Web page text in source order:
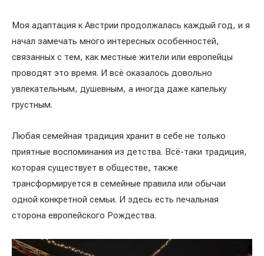
Моя адаптация к Австрии продолжалась каждый год, и я
начал замечать много интересных особенностей,
связанных с тем, как местные жители или европейцы
проводят это время. И всё оказалось довольно
увлекательным, душевным, а иногда даже капельку
грустным.
Любая семейная традиция хранит в себе не только
приятные воспоминания из детства. Всё-таки традиция,
которая существует в обществе, также
трансформируется в семейные правила или обычаи
одной конкретной семьи. И здесь есть печальная
сторона европейского Рождества.